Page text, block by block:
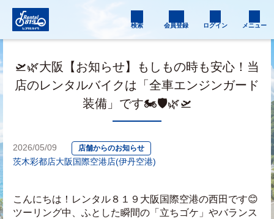
検索 会員登録 ログイン メニュー
🛫🌿大阪【お知らせ】もしもの時も安心！当
店のレンタルバイクは「全車エンジンガード
装備」です🏍️🛡️🌿🛫
2026/05/09 店舗からのお知らせ
茨木彩都店大阪国際空港店(伊丹空港)
こんにちは！レンタル８１９大阪国際空港の西田です😊
ツーリング中、ふとした瞬間の「立ちゴケ」やバランス